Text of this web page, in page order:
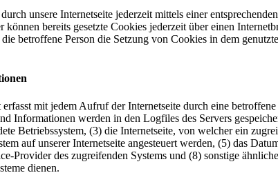
unsere Internetseite jederzeit mittels einer
bereits gesetzte Cookies jederzeit über einen
betroffene Person die Setzung von Cookies in dem
mit jedem Aufruf der Internetseite durch eine
Informationen werden in den Logfiles des Servers
Betriebssystem, (3) die Internetseite, von welcher ein
auf unserer Internetseite angesteuert werden, (5) das
Provider des zugreifenden Systems und (8) sonstige
dienen.